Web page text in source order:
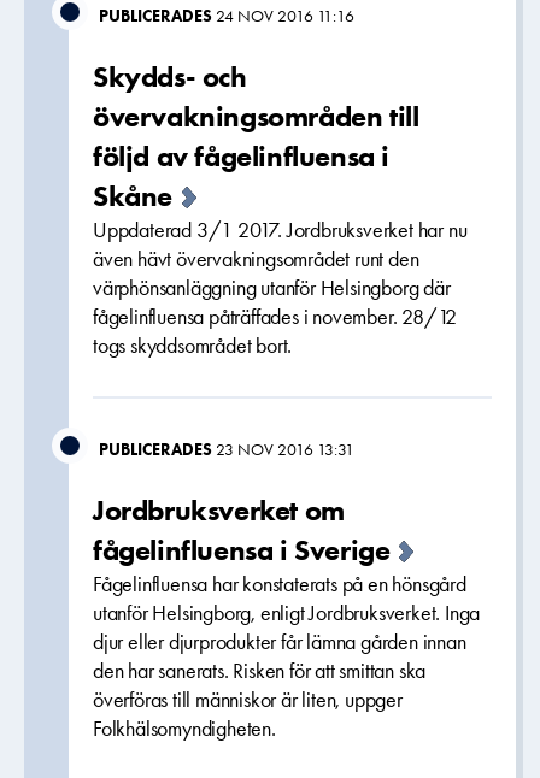
PUBLICERADES 24 NOV 2016 11:16
Skydds- och
övervakningsområden till
följd av fågelinfluensa i
Skåne
Uppdaterad 3/1 2017. Jordbruksverket har nu
även hävt övervakningsområdet runt den
värphönsanläggning utanför Helsingborg där
fågelinfluensa påträffades i november. 28/12
togs skyddsområdet bort.
PUBLICERADES 23 NOV 2016 13:31
Jordbruksverket om
fågelinfluensa i Sverige
Fågelinfluensa har konstaterats på en hönsgård
utanför Helsingborg, enligt Jordbruksverket. Inga
djur eller djurprodukter får lämna gården innan
den har sanerats. Risken för att smittan ska
överföras till människor är liten, uppger
Folkhälsomyndigheten.